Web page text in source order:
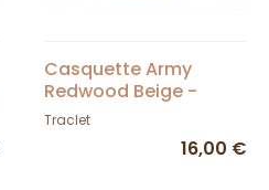
Casquette Army
Redwood Beige -
Traclet
Traclet
16,00 €